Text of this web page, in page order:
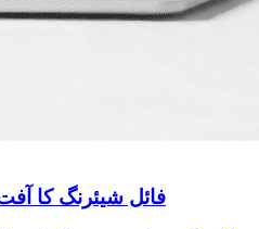
فائل شیئرنگ کا